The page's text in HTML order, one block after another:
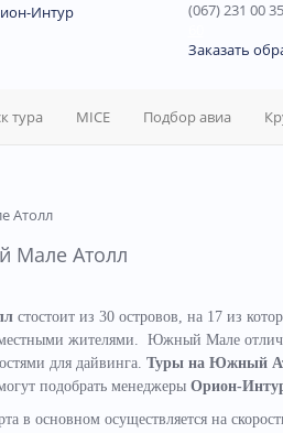
(067) 231 00
Заказать
тура MICE Подбор авиа
Атолл
Мале Атолл
стостоит из 30 островов, на 17 из
местными жителями. Южный Мале
для дайвинга. Туры на Южный
подобрать менеджеры Орион-
в основном осуществляется на